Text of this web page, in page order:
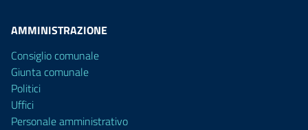
AMMINISTRAZIONE
Consiglio comunale
Giunta comunale
Politici
Uffici
Personale amministrativo